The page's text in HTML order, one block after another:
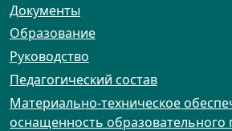
Документы
Образование
Руководство
Педагогический состав
Материально-техническое
оснащенность образовательного